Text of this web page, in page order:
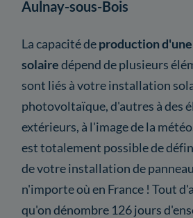
Aulnay-sous-Bois
La capacité deproduction
solairedépend de plusieurs
sont liés à votre installation
photovoltaïque, d'autres à des
extérieurs, à l'image de la
est totalement possible de
de votre installation de
n'importe où en France ! Tout
qu'on dénombre 126 jours